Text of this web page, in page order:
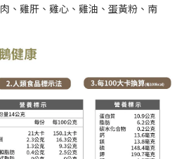
、雞肝、雞心、雞油、蛋黃粉、南